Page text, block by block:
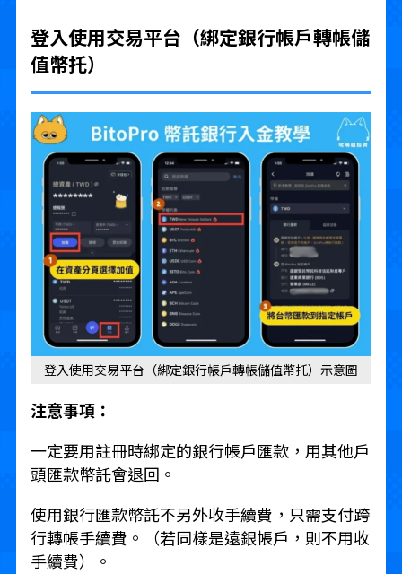
登入使用交易平台（綁定銀行帳戶轉帳儲
值幣托）
登入使用交易平台（綁定銀行帳戶轉帳儲值幣托）示意圖
注意事項：
一定要用註冊時綁定的銀行帳戶匯款，用其他戶
頭匯款幣託會退回。
使用銀行匯款幣託不另外收手續費，只需支付跨
行轉帳手續費。（若同樣是遠銀帳戶，則不用收
手續費）。